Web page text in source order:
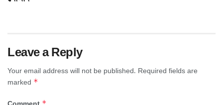
Leave a Reply
Your email address will not be published. Required fields are
marked *